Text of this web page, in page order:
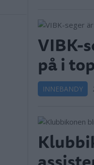
VIBK-
på i
INNEBANDY